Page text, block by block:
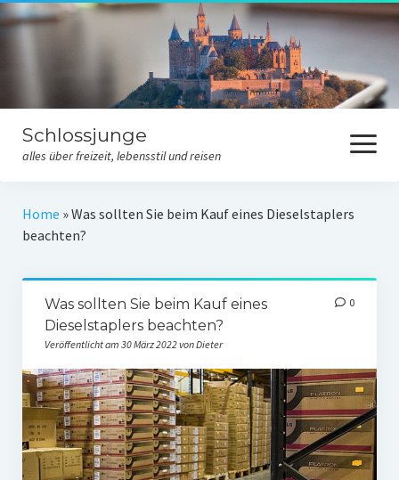
Schlossjunge
alles über freizeit, lebensstil und reisen
Menü
öffnen
Allgemeines
Reisen
Datenschutzerklärung
Home »Was sollten Sie beim Kauf eines Dieselstaplers
beachten?
Was sollten Sie beim Kauf eines
Dieselstaplers beachten?
Veröffentlicht am 30 März 2022 von Dieter
0